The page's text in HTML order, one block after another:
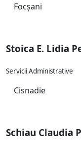
Focșani
Stoica E. Lidia
Servicii Administrative
Cisnadie
Schiau Claudia